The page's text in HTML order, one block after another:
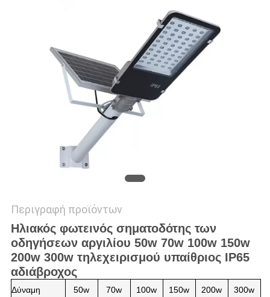
PRIVACY
Περιγραφή προϊόντων
Ηλιακός φωτεινός σηματοδότης των
οδηγήσεων αργιλίου 50w 70w 100w 150w
200w 300w τηλεχειρισμού υπαίθριος IP65
αδιάβροχος
Δύναμη 50w 70w 100w 150w 200w
300w